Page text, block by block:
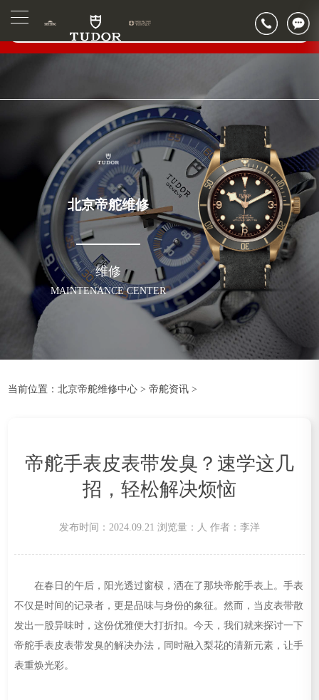
▲
▼
北京市东城区东长安街1号东方广场写字楼W3座6层602室（需提前预约）
北京市朝阳区建国门外大街甲6号华熙国际中心写字楼D座11层1102室（需提前预约）
北京市朝阳区建国门外大街甲6号华熙国际中心D座11层1102室帝舵售后服务中心（需提前预约）
北京帝舵维修
维修
MAINTENANCE CENTER
当前位置：北京帝舵维修中心 >帝舵资讯 >
帝舵手表皮表带发臭？速学这几
招，轻松解决烦恼
发布时间：2024.09.21 浏览量： 人 作者：李洋
在春日的午后，阳光透过窗棂，洒在了那块帝舵手表上。手表
不仅是时间的记录者，更是品味与身份的象征。然而，当皮表带散
发出一股异味时，这份优雅便大打折扣。今天，我们就来探讨一下
帝舵手表皮表带发臭的解决办法，同时融入梨花的清新元素，让手
表重焕光彩。